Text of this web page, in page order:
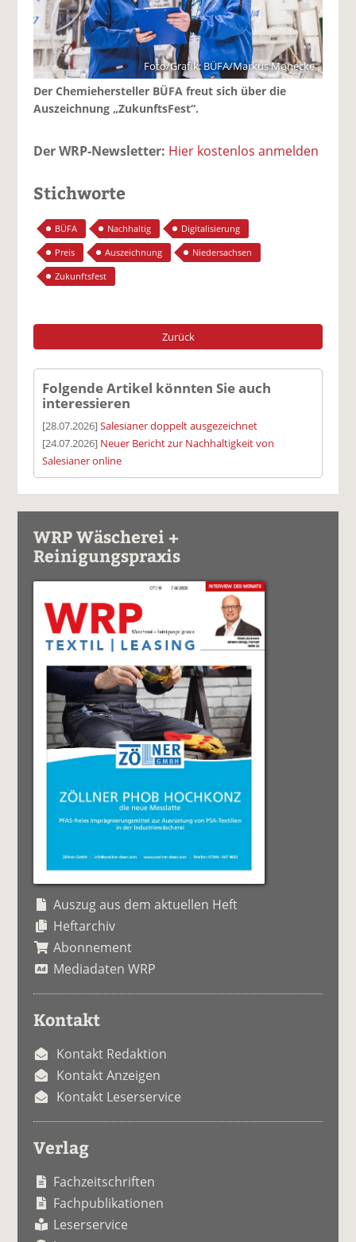
Foto/Grafik: BÜFA/Markus Monecke
Der Chemiehersteller BÜFA freut sich über die
Auszeichnung „ZukunftsFest“.
Der WRP-Newsletter: Hier kostenlos anmelden
Stichworte
BÜFA Nachhaltig
Digitalisierung
Preis
Auszeichnung
Niedersachsen
Zukunftsfest
Zurück
Folgende Artikel könnten Sie auch
interessieren
[28.07.2026]Salesianer doppelt ausgezeichnet
[24.07.2026] Neuer Bericht zur Nachhaltigkeit von
Salesianer online
WRP Wäscherei +
Reinigungspraxis
Auszug aus dem aktuellen Heft
Heftarchiv
Abonnement
Mediadaten WRP
Kontakt
Kontakt Redaktion
Kontakt Anzeigen
Kontakt Leserservice
Verlag
Fachzeitschriften
Fachpublikationen
Leserservice